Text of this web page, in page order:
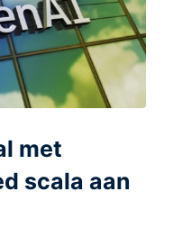
met
scala aan